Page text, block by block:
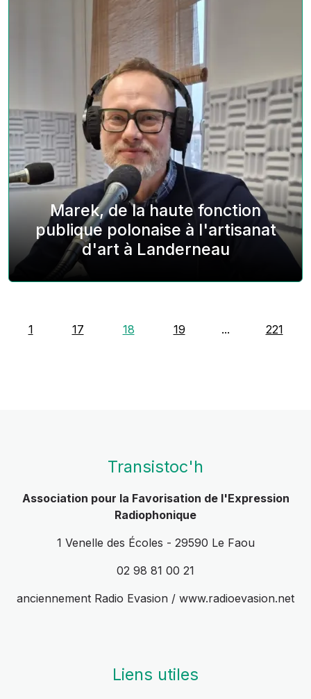
Marek, de la haute fonction
publique polonaise à l'artisanat
d'art à Landerneau
1 17 18 19 ... 221
Transistoc'h
Association pour la Favorisation de l'Expression
Radiophonique
1 Venelle des Écoles - 29590 Le Faou
02 98 81 00 21
anciennement Radio Evasion / www.radioevasion.net
Liens utiles